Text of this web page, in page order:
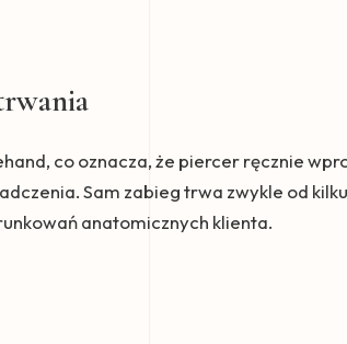
co oznacza, że piercer ręcznie
Sam zabieg trwa zwykle od
anatomicznych klienta.